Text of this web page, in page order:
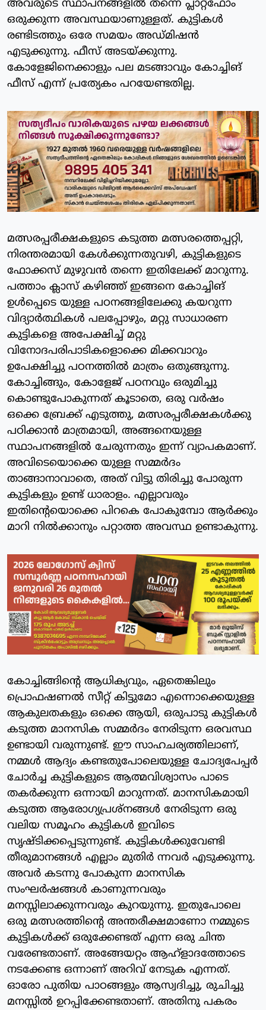
അവരുടെ സ്ഥാപനങ്ങളിൽ തന്നെ പ്ലാറ്റ്ഫോം
ഒരുക്കുന്ന അവസ്ഥയാണുള്ളത്. കുട്ടികൾ
രണ്ടിടത്തും ഒരേ സമയം അഡ്മിഷൻ
എടുക്കുന്നു. ഫീസ് അടയ്ക്കുന്നു.
കോളേജിനെക്കാളും പല മടങ്ങാവും കോച്ചിങ്
ഫീസ് എന്ന് പ്രത്യേകം പറയേണ്ടതില്ല.
മത്സരപ്പരീക്ഷകളുടെ കടുത്ത മത്സരത്തെപ്പറ്റി,
നിരന്തരമായി കേൾക്കുന്നതുവഴി, കുട്ടികളുടെ
ഫോക്കസ് മുഴുവൻ തന്നെ ഇതിലേക്ക് മാറുന്നു.
പത്താം ക്ലാസ് കഴിഞ്ഞ് ഇങ്ങനെ കോച്ചിങ്
ഉൾപ്പെടെ യുള്ള പഠനങ്ങളിലേക്കു കയറുന്ന
വിദ്യാർത്ഥികൾ പലപ്പോഴും, മറ്റു സാധാരണ
കുട്ടികളെ അപേക്ഷിച്ച് മറ്റു
വിനോദപരിപാടികളൊക്കെ മിക്കവാറും
ഉപേക്ഷിച്ചു പഠനത്തിൽ മാത്രം ഒതുങ്ങുന്നു.
കോച്ചിങ്ങും, കോളേജ് പഠനവും ഒരുമിച്ചു
കൊണ്ടുപോകുന്നത് കൂടാതെ, ഒരു വർഷം
ഒക്കെ ബ്രേക്ക് എടുത്തു, മത്സരപ്പരീക്ഷകൾക്കു
പഠിക്കാൻ മാത്രമായി, അങ്ങനെയുള്ള
സ്ഥാപനങ്ങളിൽ ചേരുന്നതും ഇന്ന് വ്യാപകമാണ്.
അവിടെയൊക്കെ യുള്ള സമ്മർദം
താങ്ങാനാവാതെ, അത് വിട്ടു തിരിച്ചു പോരുന്ന
കുട്ടികളും ഉണ്ട് ധാരാളം. എല്ലാവരും
ഇതിന്റെയൊക്കെ പിറകെ പോകുമ്പോ ആർക്കും
മാറി നിൽക്കാനും പറ്റാത്ത അവസ്ഥ ഉണ്ടാകുന്നു.
കോച്ചിങ്ങിന്റെ ആധിക്യവും, ഏതെങ്കിലും
പ്രൊഫഷണൽ സീറ്റ് കിട്ടുമോ എന്നൊക്കെയുള്ള
ആകുലതകളും ഒക്കെ ആയി, ഒരുപാടു കുട്ടികൾ
കടുത്ത മാനസിക സമ്മർദം നേരിടുന്ന ഒരവസ്ഥ
ഉണ്ടായി വരുന്നുണ്ട്. ഈ സാഹചര്യത്തിലാണ്,
നമ്മൾ ആദ്യം കണ്ടതുപോലെയുള്ള ചോദ്യപേപ്പർ
ചോർച്ച കുട്ടികളുടെ ആത്മവിശ്വാസം പാടെ
തകർക്കുന്ന ഒന്നായി മാറുന്നത്. മാനസികമായി
കടുത്ത ആരോഗ്യപ്രശ്നങ്ങൾ നേരിടുന്ന ഒരു
വലിയ സമൂഹം കുട്ടികൾ ഇവിടെ
സൃഷ്ടിക്കപ്പെടുന്നുണ്ട്. കുട്ടികൾക്കുവേണ്ടി
തീരുമാനങ്ങൾ എല്ലാം മുതിർ ന്നവർ എടുക്കുന്നു.
അവർ കടന്നു പോകുന്ന മാനസിക
സംഘർഷങ്ങൾ കാണുന്നവരും
മനസ്സിലാക്കുന്നവരും കുറയുന്നു. ഇതുപോലെ
ഒരു മത്സരത്തിന്റെ അന്തരീക്ഷമാണോ നമ്മുടെ
കുട്ടികൾക്ക് ഒരുക്കേണ്ടത് എന്ന ഒരു ചിന്ത
വരേണ്ടതാണ്. അങ്ങേയറ്റം ആഹ്‌ളാദത്തോടെ
നടക്കേണ്ട ഒന്നാണ് അറിവ് നേടുക എന്നത്.
ഓരോ പുതിയ പാഠങ്ങളും ആസ്വദിച്ചു, രുചിച്ചു
മനസ്സിൽ ഉറപ്പിക്കേണ്ടതാണ്. അതിനു പകരം